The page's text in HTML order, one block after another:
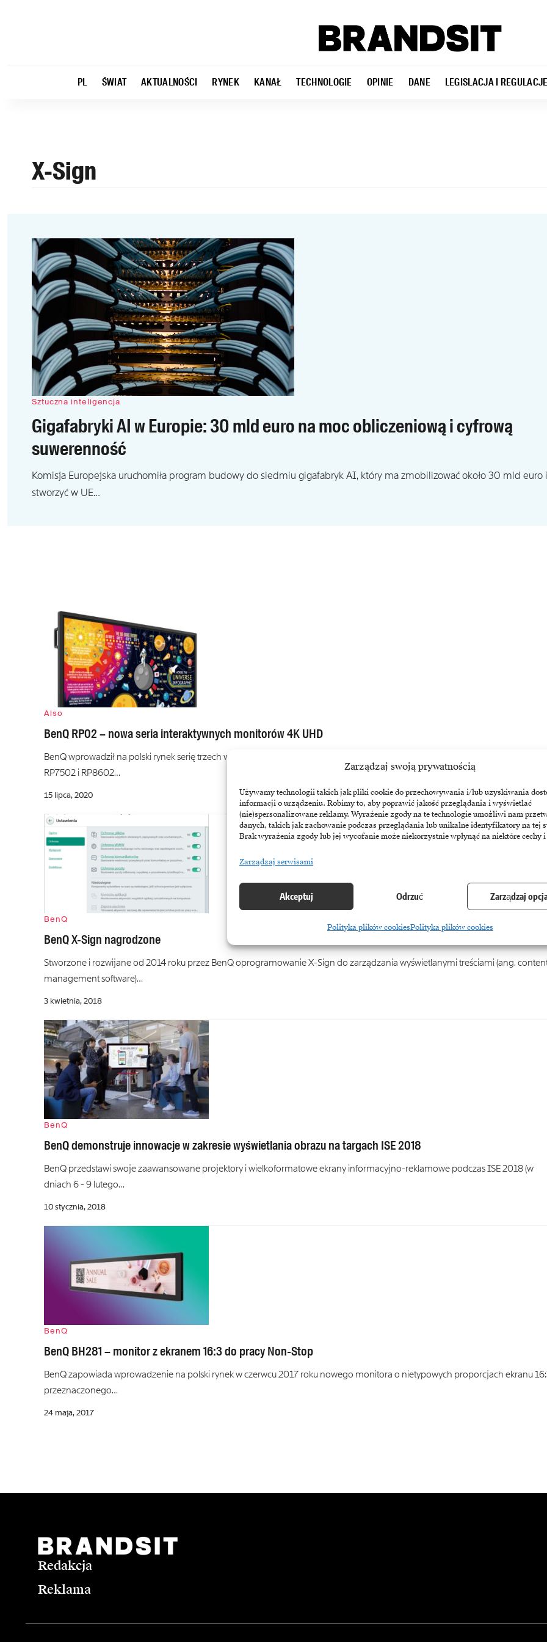
Zarządzaj swoją prywatnością
Używamy technologii takich jak pliki cookie do przechowywania i/lub uzyskiwania
informacji o urządzeniu. Robimy to, aby poprawić jakość przeglądania i wyświetlać
(nie)spersonalizowane reklamy. Wyrażenie zgody na te technologie umożliwi nam
danych, takich jak zachowanie podczas przeglądania lub unikalne identyfikatory na tej
Brak wyrażenia zgody lub jej wycofanie może niekorzystnie wpłynąć na niektóre cechy
Zarządzaj serwisami
Akceptuj Odrzuć Zarządzaj
Polityka plików cookiesPolityka plików cookies
PL ŚWIAT AKTUALNOŚCI RYNEK KANAŁ TECHNOLOGIE OPINIE DANE LEGISLACJA I
X-Sign
Sztuczna inteligencja
Gigafabryki AI w Europie: 30 mld euro na moc obliczeniową i cyfrową
suwerenność
Komisja Europejska uruchomiła program budowy do siedmiu gigafabryk AI, który ma zmobilizować około 30 mld euro i
stworzyć w UE…
Also
BenQ RP02 – nowa seria interaktywnych monitorów 4K UHD
BenQ wprowadził na polski rynek serię trzech wielkoformatowych monitorów interaktywnych o rozdzielczości 4K UHD: RP6502,
RP7502 i RP8602…
15 lipca, 2020
BenQ
BenQ X-Sign nagrodzone
Stworzone i rozwijane od 2014 roku przez BenQ oprogramowanie X-Sign do zarządzania wyświetlanymi treściami (ang.
management software)…
3 kwietnia, 2018
BenQ
BenQ demonstruje innowacje w zakresie wyświetlania obrazu na targach ISE 2018
BenQ przedstawi swoje zaawansowane projektory i wielkoformatowe ekrany informacyjno-reklamowe podczas ISE 2018 (w
dniach 6 - 9 lutego…
10 stycznia, 2018
BenQ
BenQ BH281 – monitor z ekranem 16:3 do pracy Non-Stop
BenQ zapowiada wprowadzenie na polski rynek w czerwcu 2017 roku nowego monitora o nietypowych proporcjach ekranu
przeznaczonego…
24 maja, 2017
Redakcja
Reklama